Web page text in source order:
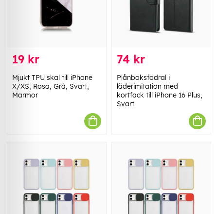
19 kr
Mjukt TPU skal till iPhone
X/XS, Rosa, Grå, Svart,
Marmor
74 kr
Plånboksfodral i
läderimitation med
kortfack till iPhone 16 Plus,
Svart